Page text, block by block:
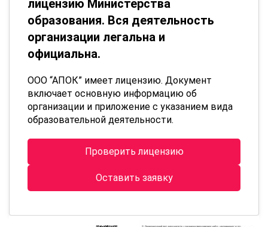
лицензию Министерства
образования. Вся деятельность
организации легальна и
официальна.
ООО “АПОК” имеет лицензию. Документ
включает основную информацию об
организации и приложение с указанием вида
образовательной деятельности.
Проверить лицензию
Оставить заявку